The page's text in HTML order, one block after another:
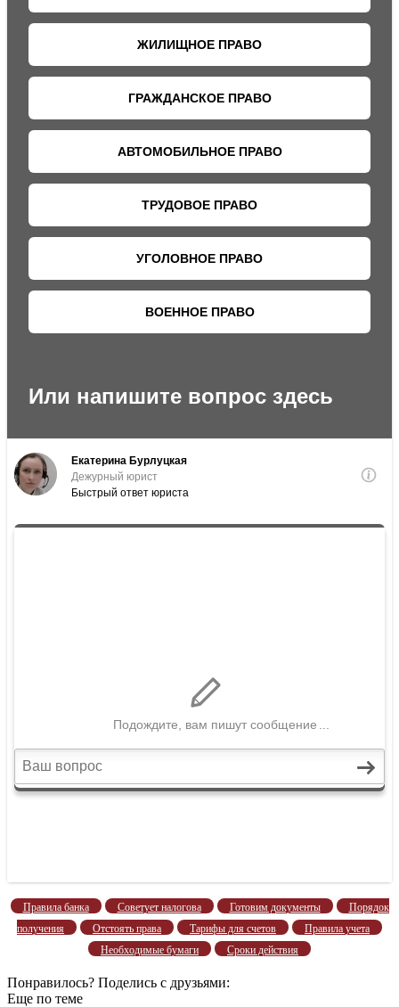
Правила банка Советует налогова Готовим документы
Порядок
получения
Отстоять права Тарифы для счетов
Правила учета
Необходимые бумаги
Сроки действия
Понравилось? Поделись с друзьями:
Еще по теме